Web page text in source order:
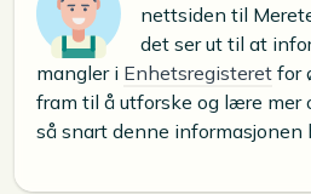
nettsiden til
det ser ut til at
mangler i Enhetsregisteret for
fram til å utforske og lære mer
så snart denne informasjonen